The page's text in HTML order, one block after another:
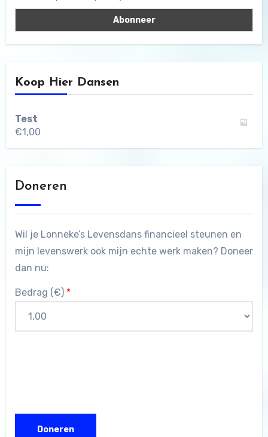
Koop Hier Dansen
Test
€1,00
Doneren
Wil je Lonneke’s Levensdans financieel steunen en
mijn levenswerk ook mijn echte werk maken? Doneer
dan nu:
Bedrag (€) *